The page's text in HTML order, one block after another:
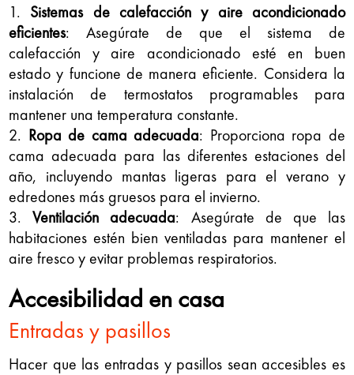
Sistemas de calefacción y aire acondicionado
eficientes: Asegúrate de que el sistema de
calefacción y aire acondicionado esté en buen
estado y funcione de manera eficiente. Considera la
instalación de termostatos programables para
mantener una temperatura constante.
Ropa de cama adecuada: Proporciona ropa de
cama adecuada para las diferentes estaciones del
año, incluyendo mantas ligeras para el verano y
edredones más gruesos para el invierno.
Ventilación adecuada: Asegúrate de que las
habitaciones estén bien ventiladas para mantener el
aire fresco y evitar problemas respiratorios.
Accesibilidad en casa
Entradas y pasillos
Hacer que las entradas y pasillos sean accesibles es